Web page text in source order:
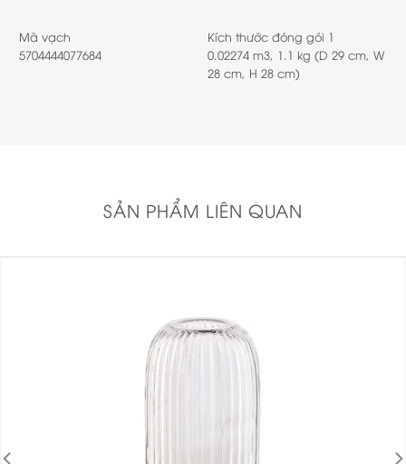
Mã vạch
5704444077684
Kích thước đóng gói 1
0.02274 m3, 1.1 kg (D 29 cm, W
28 cm, H 28 cm)
SẢN PHẨM LIÊN QUAN